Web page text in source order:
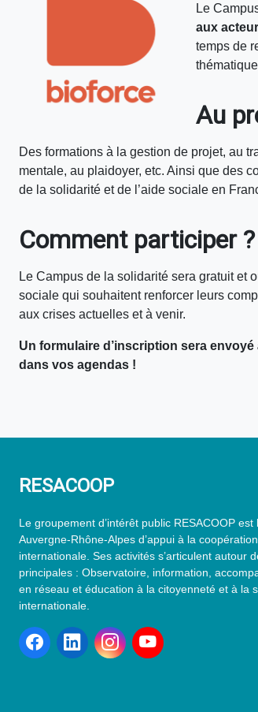
Le
aux
temps de
Au
Des formations à la gestion de projet, au
mentale, au plaidoyer, etc. Ainsi que des
de la solidarité et de l’aide sociale en
Comment participer ?
Le Campus de la solidarité sera gratuit et
sociale qui souhaitent renforcer leurs
aux crises actuelles et à venir.
Un formulaire d’inscription sera
dans vos agendas !
RESACOOP
Le groupement d’intérêt public RESACOOP est
Auvergne-Rhône-Alpes d’appui à la
internationale. Ses activités s’articulent autour
principales : Observatoire, information,
en réseau et éducation à la citoyenneté et à la
internationale.